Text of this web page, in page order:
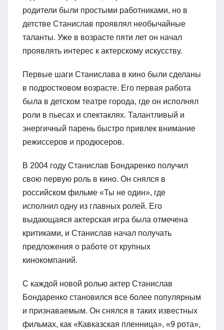
родители были простыми работниками, но в
детстве Станислав проявлял необычайные
таланты. Уже в возрасте пяти лет он начал
проявлять интерес к актерскому искусству.
Первые шаги Станислава в кино были сделаны
в подростковом возрасте. Его первая работа
была в детском театре города, где он исполнял
роли в пьесах и спектаклях. Талантливый и
энергичный парень быстро привлек внимание
режиссеров и продюсеров.
В 2004 году Станислав Бондаренко получил
свою первую роль в кино. Он снялся в
российском фильме «Ты не один», где
исполнил одну из главных ролей. Его
выдающаяся актерская игра была отмечена
критиками, и Станислав начал получать
предложения о работе от крупных
кинокомпаний.
С каждой новой ролью актер Станислав
Бондаренко становился все более популярным
и признаваемым. Он снялся в таких известных
фильмах, как «Кавказская пленница», «9 рота»,